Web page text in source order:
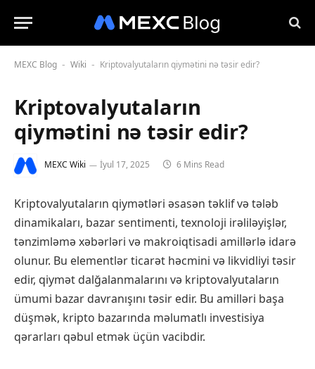
MEXC Blog - Wiki - Kriptovalyutaların qiymətini nə təsir edir?
Kriptovalyutaların
qiymətini nə təsir edir?
MEXC Wiki İyul 17, 2025 6 Mins Read
Kriptovalyutaların qiymətləri əsasən təklif və tələb
dinamikaları, bazar sentimenti, texnoloji irəliləyişlər,
tənzimləmə xəbərləri və makroiqtisadi amillərlə idarə
olunur. Bu elementlər ticarət həcmini və likvidliyi təsir
edir, qiymət dalğalanmalarını və kriptovalyutaların
ümumi bazar davranışını təsir edir. Bu amilləri başa
düşmək, kripto bazarında məlumatlı investisiya
qərarları qəbul etmək üçün vacibdir.